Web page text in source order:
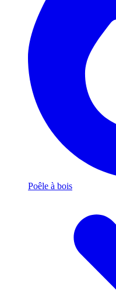
Poêle à bois